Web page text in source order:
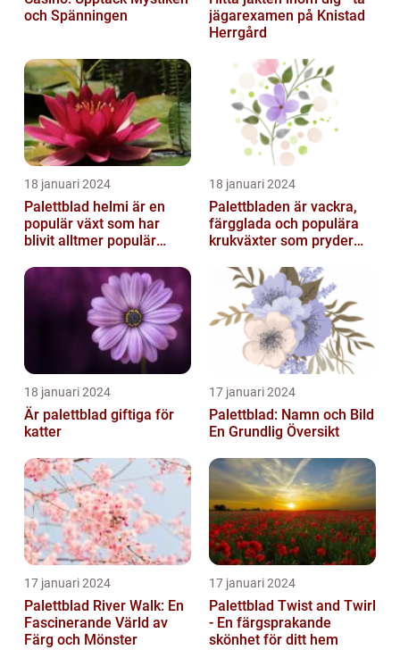
och Spänningen
jägarexamen på Knistad
Herrgård
18 januari 2024
Palettblad helmi är en
populär växt som har
blivit alltmer populär
trädgårdsentusiaster
18 januari 2024
Palettbladen är vackra,
färgglada och populära
krukväxter som pryder
trädgårdar runt o...
18 januari 2024
Är palettblad giftiga för
katter
17 januari 2024
Palettblad: Namn och Bild
En Grundlig Översikt
17 januari 2024
Palettblad River Walk: En
Fascinerande Värld av
Färg och Mönster
17 januari 2024
Palettblad Twist and Twirl
- En färgsprakande
skönhet för ditt hem